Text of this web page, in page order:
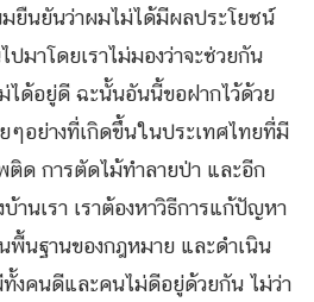
ยืนยันว่าผมไม่ได้มีผลประโยชน์
มาโดยเราไม่มองว่าจะช่วยกัน
ได้อยู่ดี ฉะนั้นอันนี้ขอฝากไว้ด้วย
อย่างที่เกิดขึ้นในประเทศไทยที่มี
ติด การตัดไม้ทำลายป่า และอีก
านเรา เราต้องหาวิธีการแก้ปัญหา
พื้นฐานของกฎหมาย และดำเนิน
ทั้งคนดีและคนไม่ดีอยู่ด้วยกัน ไม่ว่า